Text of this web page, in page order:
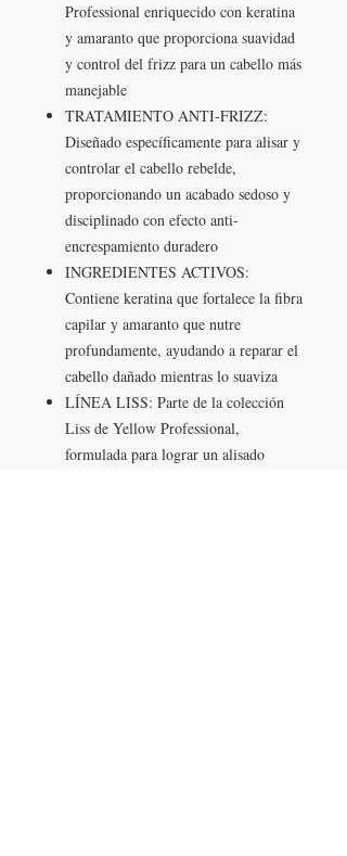
Professional enriquecido con keratina
y amaranto que proporciona suavidad
y control del frizz para un cabello más
manejable
TRATAMIENTO ANTI-FRIZZ:
Diseñado específicamente para alisar y
controlar el cabello rebelde,
proporcionando un acabado sedoso y
disciplinado con efecto anti-
encrespamiento duradero
INGREDIENTES ACTIVOS:
Contiene keratina que fortalece la fibra
capilar y amaranto que nutre
profundamente, ayudando a reparar el
cabello dañado mientras lo suaviza
LÍNEA LISS: Parte de la colección
Liss de Yellow Professional,
formulada para lograr un alisado